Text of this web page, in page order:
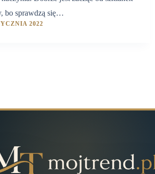
bo sprawdzą się…
2022